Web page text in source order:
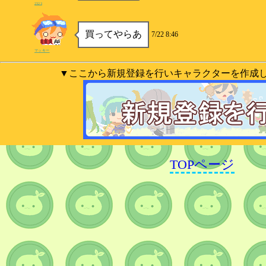
2323
買ってやらあ 7/22 8:46
マッキー
▼ここから新規登録を行いキャラクターを作成
TOPページ